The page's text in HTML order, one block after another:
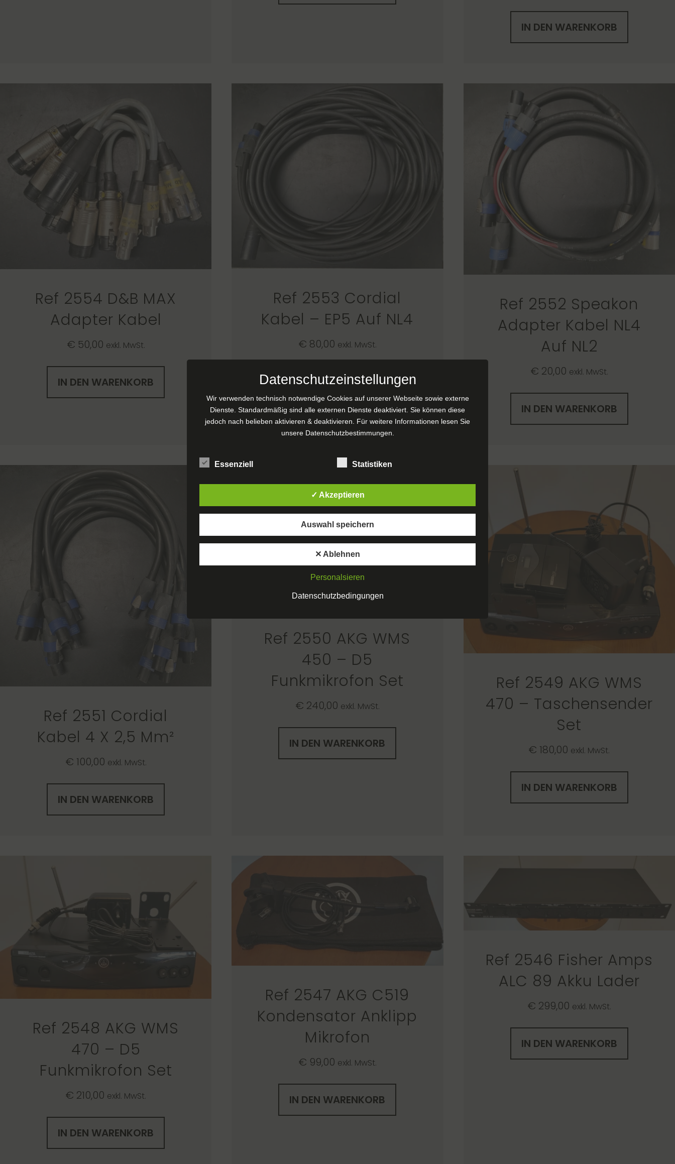
IN DEN WARENKORB
Ref 2554 D&B MAX
Adapter Kabel
€ 50,00 exkl. MwSt.
IN DEN WARENKORB
Ref 2553 Cordial
Kabel – EP5 Auf NL4
€ 80,00 exkl. MwSt.
IN DEN WARENKORB
Ref 2552 Speakon
Adapter Kabel NL4
Auf NL2
€ 20,00 exkl. MwSt.
IN DEN WARENKORB
Ref 2551 Cordial
Kabel 4 X 2,5 Mm²
€ 100,00 exkl. MwSt.
IN DEN WARENKORB
Ref 2550 AKG WMS
450 – D5
Funkmikrofon Set
€ 240,00 exkl. MwSt.
IN DEN WARENKORB
Ref 2549 AKG WMS
470 – Taschensender
Set
€ 180,00 exkl. MwSt.
IN DEN WARENKORB
Ref 2548 AKG WMS
470 – D5
Funkmikrofon Set
€ 210,00 exkl. MwSt.
IN DEN WARENKORB
Ref 2547 AKG C519
Kondensator Anklipp
Mikrofon
€ 99,00 exkl. MwSt.
IN DEN WARENKORB
Ref 2546 Fisher Amps
ALC 89 Akku Lader
€ 299,00 exkl. MwSt.
IN DEN WARENKORB
Datenschutzeinstellungen
Wir verwenden technisch notwendige Cookies auf unserer Webseite sowie externe
Dienste. Standardmäßig sind alle externen Dienste deaktiviert. Sie können diese
jedoch nach belieben aktivieren & deaktivieren. Für weitere Informationen lesen Sie
unsere Datenschutzbestimmungen
Essenziell Statistiken
✓ Akzeptieren
Auswahl speichern
✕ Ablehnen
Personalsieren
Datenschutzbedingungen